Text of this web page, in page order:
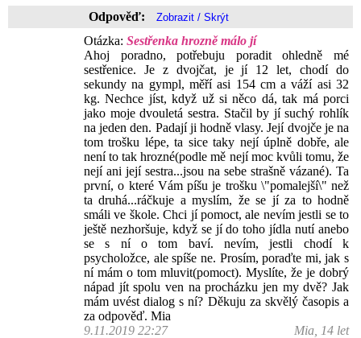
Odpověď:
Otázka: Sestřenka hrozně málo jí
Ahoj poradno, potřebuju poradit ohledně mé
sestřenice. Je z dvojčat, je jí 12 let, chodí do
sekundy na gympl, měří asi 154 cm a váží asi 32
kg. Nechce jíst, když už si něco dá, tak má porci
jako moje dvouletá sestra. Stačil by jí suchý rohlík
na jeden den. Padají ji hodně vlasy. Její dvojče je na
tom trošku lépe, ta sice taky nejí úplně dobře, ale
není to tak hrozné(podle mě nejí moc kvůli tomu, že
nejí ani její sestra...jsou na sebe strašně vázané). Ta
první, o které Vám píšu je trošku \"pomalejší\" než
ta druhá...ráčkuje a myslím, že se jí za to hodně
smáli ve škole. Chci jí pomoct, ale nevím jestli se to
ještě nezhoršuje, když se jí do toho jídla nutí anebo
se s ní o tom baví. nevím, jestli chodí k
psycholožce, ale spíše ne. Prosím, poraďte mi, jak s
ní mám o tom mluvit(pomoct). Myslíte, že je dobrý
nápad jít spolu ven na procházku jen my dvě? Jak
mám uvést dialog s ní? Děkuju za skvělý časopis a
za odpověď. Mia
9.11.2019 22:27
Mia, 14 let